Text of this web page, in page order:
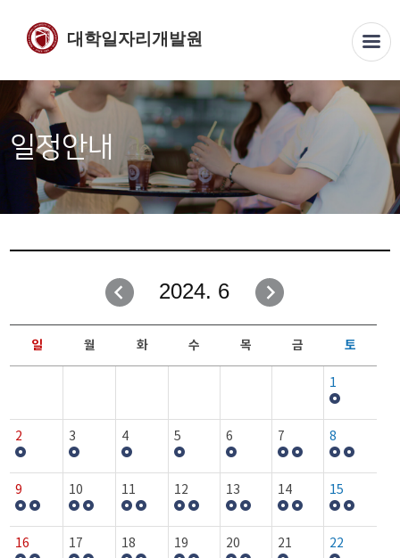
대학일자리개발원
일정안내
2024. 6
일 월 화 수 목 금 토
1
2 3 4 5 6 7 8
9 10 11 12 13 14 15
16 17 18 19 20 21 22